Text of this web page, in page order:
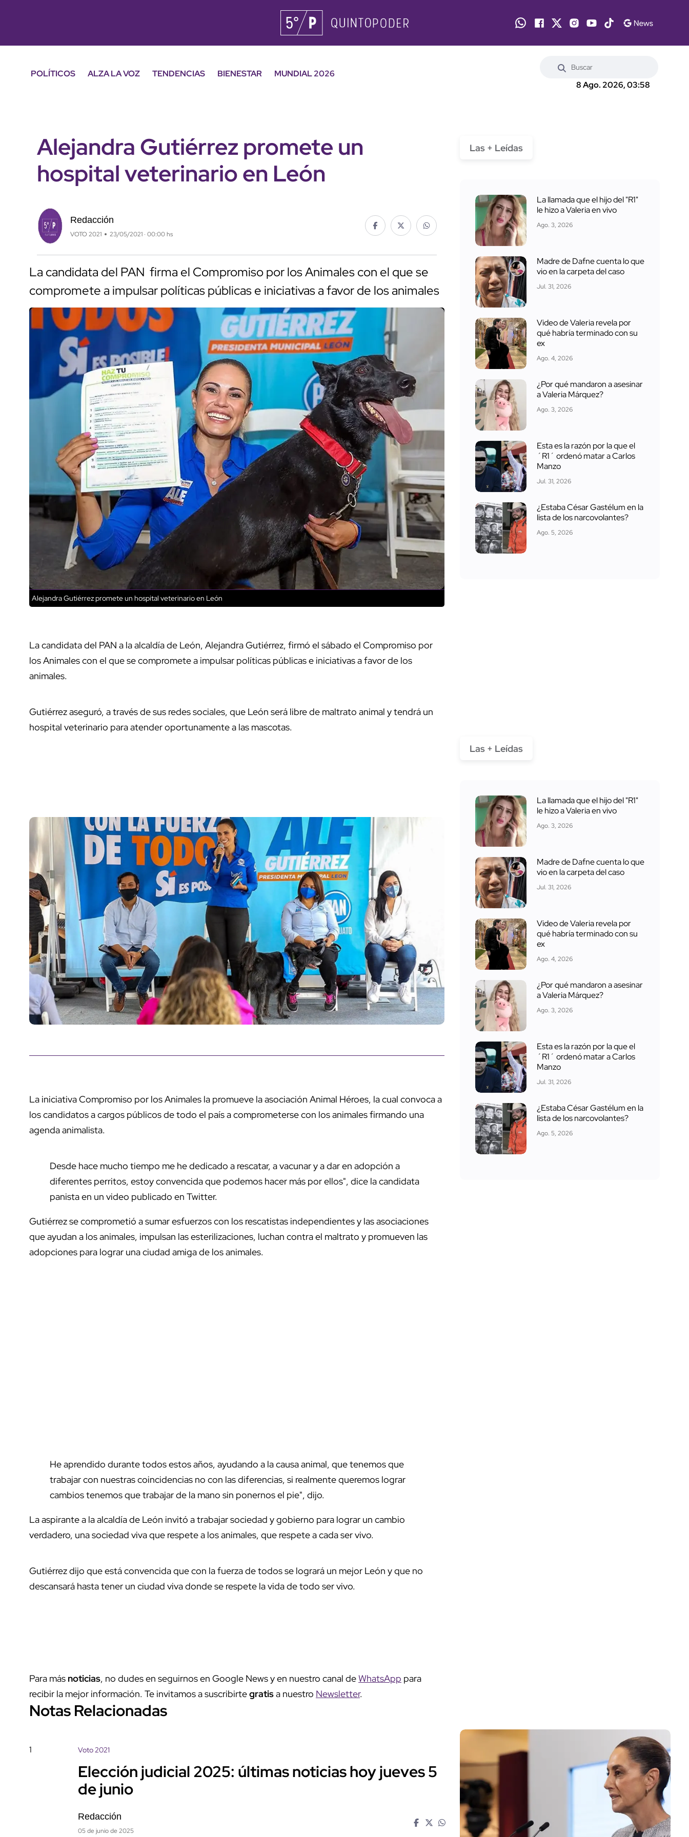
POLÍTICOS ALZA LA VOZ TENDENCIAS BIENESTAR
MUNDIAL 2026
8 Ago. 2026, 03:58
Alejandra Gutiérrez promete un
hospital veterinario en León
Redacción
VOTO 2021 23/05/2021 · 00:00 hs
La candidata del PAN firma el Compromiso por los Animales con el que se
compromete a impulsar políticas públicas e iniciativas a favor de los animales
Alejandra Gutiérrez promete un hospital veterinario en León
La candidata del PAN a la alcaldía de León, Alejandra Gutiérrez, firmó el sábado el Compromiso por
los Animales con el que se compromete a impulsar políticas públicas e iniciativas a favor de los
animales.
Gutiérrez aseguró, a través de sus redes sociales, que León será libre de maltrato animal y tendrá un
hospital veterinario para atender oportunamente a las mascotas.
La iniciativa Compromiso por los Animales la promueve la asociación Animal Héroes, la cual convoca a
los candidatos a cargos públicos de todo el país a comprometerse con los animales firmando una
agenda animalista.
Desde hace mucho tiempo me he dedicado a rescatar, a vacunar y a dar en adopción a
diferentes perritos, estoy convencida que podemos hacer más por ellos", dice la candidata
panista en un video publicado en Twitter.
Gutiérrez se comprometió a sumar esfuerzos con los rescatistas independientes y las asociaciones
que ayudan a los animales, impulsan las esterilizaciones, luchan contra el maltrato y promueven las
adopciones para lograr una ciudad amiga de los animales.
He aprendido durante todos estos años, ayudando a la causa animal, que tenemos que
trabajar con nuestras coincidencias no con las diferencias, si realmente queremos lograr
cambios tenemos que trabajar de la mano sin ponernos el pie", dijo.
La aspirante a la alcaldía de León invitó a trabajar sociedad y gobierno para lograr un cambio
verdadero, una sociedad viva que respete a los animales, que respete a cada ser vivo.
Gutiérrez dijo que está convencida que con la fuerza de todos se logrará un mejor León y que no
descansará hasta tener un ciudad viva donde se respete la vida de todo ser vivo.
Para más noticias, no dudes en seguirnos en Google News y en nuestro canal deWhatsApp para
recibir la mejor información. Te invitamos a suscribirtegratisa nuestro Newsletter.
Notas Relacionadas
1 Voto 2021
Elección judicial 2025: últimas noticias hoy jueves 5
de junio
Redacción
05 de junio de 2025
Las + Leídas
La llamada que el hijo del "R1"
le hizo a Valeria en vivo
Ago. 3, 2026
Madre de Dafne cuenta lo que
vio en la carpeta del caso
Jul. 31, 2026
Video de Valeria revela por
qué habría terminado con su
ex
Ago. 4, 2026
¿Por qué mandaron a asesinar
a Valeria Márquez?
Ago. 3, 2026
Esta es la razón por la que el
´R1´ ordenó matar a Carlos
Manzo
Jul. 31, 2026
¿Estaba César Gastélum en la
lista de los narcovolantes?
Ago. 5, 2026
Las + Leídas
La llamada que el hijo del "R1"
le hizo a Valeria en vivo
Ago. 3, 2026
Madre de Dafne cuenta lo que
vio en la carpeta del caso
Jul. 31, 2026
Video de Valeria revela por
qué habría terminado con su
ex
Ago. 4, 2026
¿Por qué mandaron a asesinar
a Valeria Márquez?
Ago. 3, 2026
Esta es la razón por la que el
´R1´ ordenó matar a Carlos
Manzo
Jul. 31, 2026
¿Estaba César Gastélum en la
lista de los narcovolantes?
Ago. 5, 2026